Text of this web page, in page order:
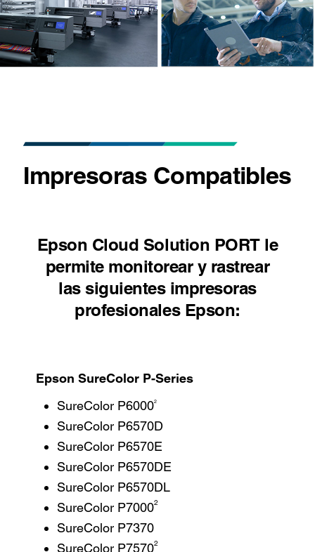
Impresoras Compatibles
Epson Cloud Solution PORT le
permite monitorear y rastrear
las siguientes impresoras
profesionales Epson:
Epson SureColor P-Series
SureColor P60002
SureColor P6570D
SureColor P6570E
SureColor P6570DE
SureColor P6570DL
SureColor P70002
SureColor P7370
SureColor P75702